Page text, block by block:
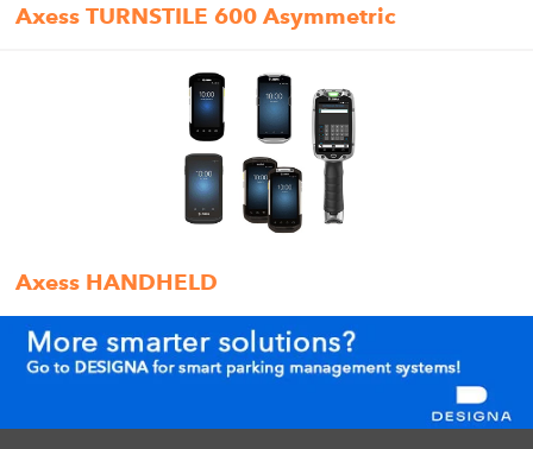
Axess TURNSTILE 600 Asymmetric
Axess HANDHELD